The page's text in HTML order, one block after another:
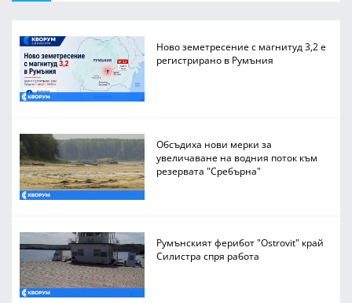
Ново земетресение с магнитуд 3,2 е
регистрирано в Румъния
Обсъдиха нови мерки за
увеличаване на водния поток към
резервата "Сребърна"
Румънският ферибот "Ostrovit" край
Силистра спря работа